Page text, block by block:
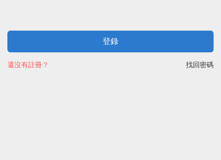
登錄
找回密碼
還沒有註冊？